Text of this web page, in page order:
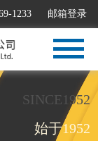
1233 邮箱登录
SINCE1952
始于1952